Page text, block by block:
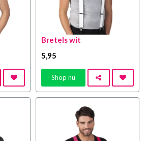
Bretels wit
5 ,95
Shop nu